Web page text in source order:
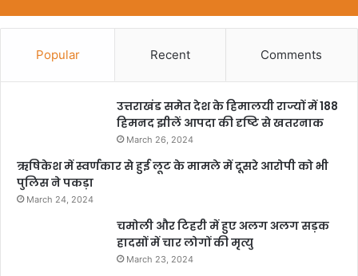
Popular Recent Comments
उत्तराखंड समेत देश के हिमालयी राज्यों में 188
हिमनद झीलें आपदा की दृष्टि से खतरनाक
March 26, 2024
ऋषिकेश में स्वर्णकार से हुई लूट के मामले में दूसरे आरोपी को भी
पुलिस ने पकड़ा
March 24, 2024
चमोली और टिहरी में हुए अलग अलग सड़क
हादसों में चार लोगों की मृत्यु
March 23, 2024